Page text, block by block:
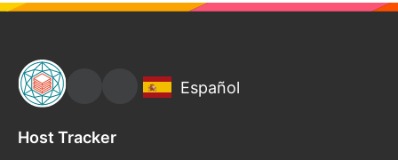
Host Tracker
Español